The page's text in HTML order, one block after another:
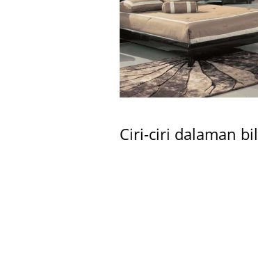
Ciri-ciri dalaman